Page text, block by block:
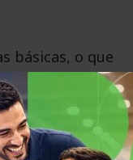
básicas, o que
foram
uma meta, em